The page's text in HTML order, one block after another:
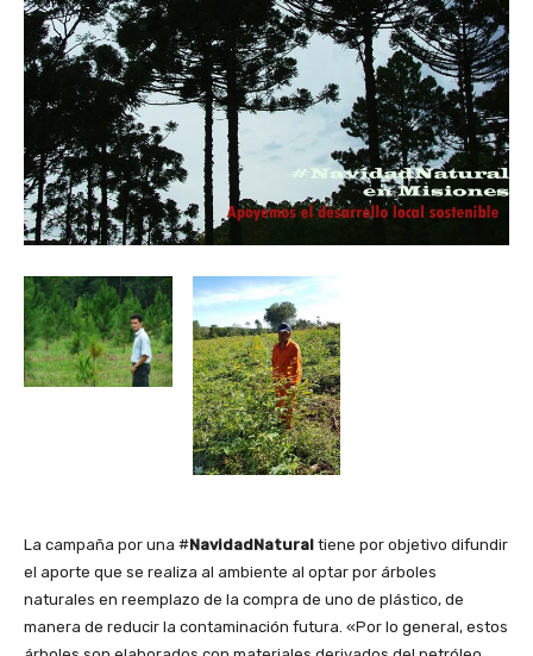
La campaña por una #NavidadNatural tiene por objetivo difundir
el aporte que se realiza al ambiente al optar por árboles
naturales en reemplazo de la compra de uno de plástico, de
manera de reducir la contaminación futura. «Por lo general, estos